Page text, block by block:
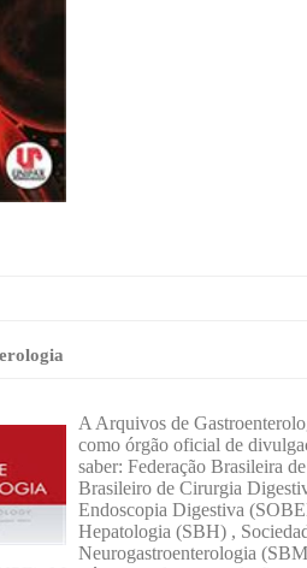
A Arquivos de
como órgão oficial de
saber: Federação Brasileira
Brasileiro de Cirurgia
Endoscopia Digestiva
Hepatologia (SBH) ,
Neurogastroenterologia